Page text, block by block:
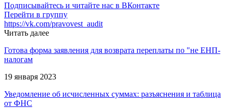
Подписывайтесь и читайте нас в ВКонтакте
Перейти в группу
https://vk.com/pravovest_audit
Читать далее
Готова форма заявления для возврата переплаты по "не ЕНП-
налогам
19 января 2023
Уведомление об исчисленных суммах: разъяснения и таблица
от ФНС